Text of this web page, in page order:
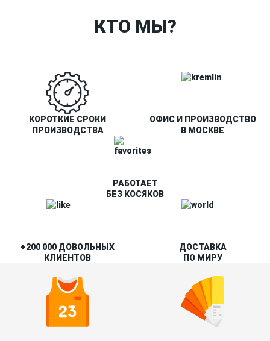
КТО МЫ?
КОРОТКИЕ СРОКИ
ПРОИЗВОДСТВА
ОФИС И ПРОИЗВОДСТВО
В МОСКВЕ
РАБОТАЕТ
БЕЗ КОСЯКОВ
+200 000 ДОВОЛЬНЫХ
КЛИЕНТОВ
ДОСТАВКА
ПО МИРУ